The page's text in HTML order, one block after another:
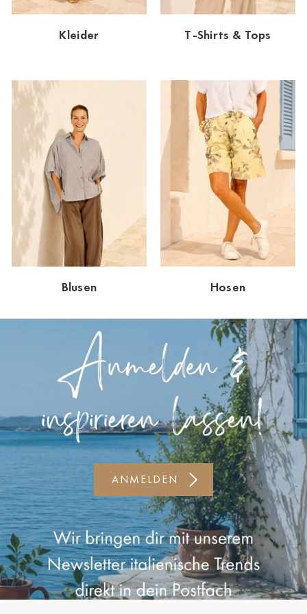
Dornbirn
Dortmund-Hombruch
Essen
HH-AEZ
HH-EEZ
HH-Eppendorf
HH-Hanseviertel
HH-Wandsbek
Hannover
Innsbruck
Leipzig
Lindau
Münster
Oldenburg
Potsdam
Rostock
Kleider T-Shirts & Tops
Blusen Hosen
ANMELDEN